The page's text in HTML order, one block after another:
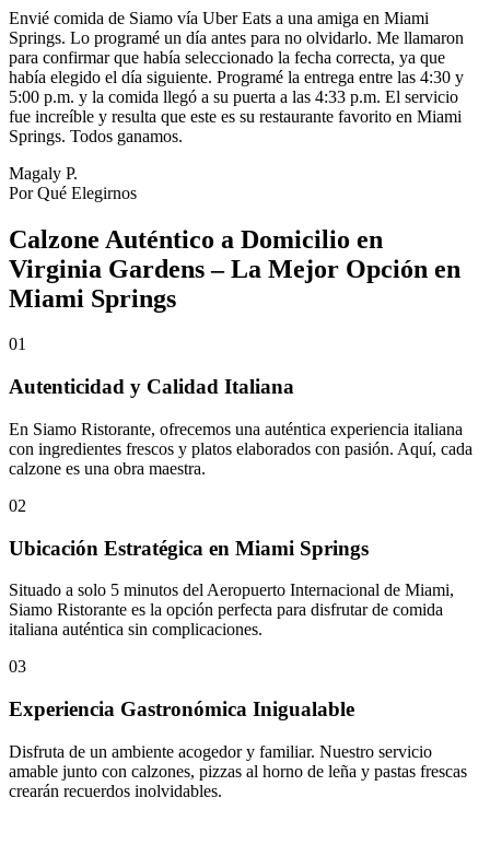
Envié comida de Siamo vía Uber Eats a una amiga en Miami
Springs. Lo programé un día antes para no olvidarlo. Me llamaron
para confirmar que había seleccionado la fecha correcta, ya que
había elegido el día siguiente. Programé la entrega entre las 4:30 y
5:00 p.m. y la comida llegó a su puerta a las 4:33 p.m. El servicio
fue increíble y resulta que este es su restaurante favorito en Miami
Springs. Todos ganamos.
Magaly P.
Por Qué Elegirnos
Calzone Auténtico a Domicilio en
Virginia Gardens – La Mejor Opción en
Miami Springs
01
Autenticidad y Calidad Italiana
En Siamo Ristorante, ofrecemos una auténtica experiencia italiana
con ingredientes frescos y platos elaborados con pasión. Aquí, cada
calzone es una obra maestra.
02
Ubicación Estratégica en Miami Springs
Situado a solo 5 minutos del Aeropuerto Internacional de Miami,
Siamo Ristorante es la opción perfecta para disfrutar de comida
italiana auténtica sin complicaciones.
03
Experiencia Gastronómica Inigualable
Disfruta de un ambiente acogedor y familiar. Nuestro servicio
amable junto con calzones, pizzas al horno de leña y pastas frescas
crearán recuerdos inolvidables.